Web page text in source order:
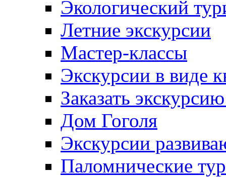
Экологический
Летние экскурсии
Мастер-классы
Экскурсии в виде
Заказать
Дом Гоголя
Экскурсии
Паломнические